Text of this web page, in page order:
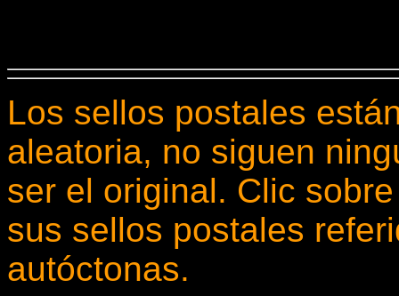
Los sellos postales
aleatoria, no siguen
ser el original. Clic
sus sellos postales
autóctonas.